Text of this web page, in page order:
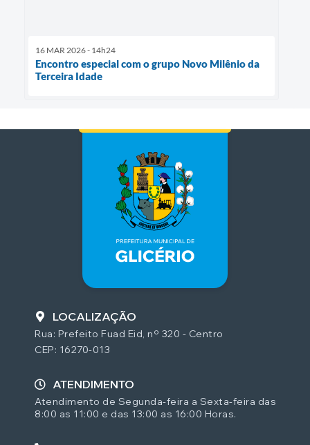
16 MAR 2026 - 14h24
Encontro especial com o grupo Novo Milênio da
Terceira Idade
LOCALIZAÇÃO
Rua: Prefeito Fuad Eid, nº 320 - Centro
CEP: 16270-013
ATENDIMENTO
Atendimento de Segunda-feira a Sexta-feira das
8:00 as 11:00 e das 13:00 as 16:00 Horas.